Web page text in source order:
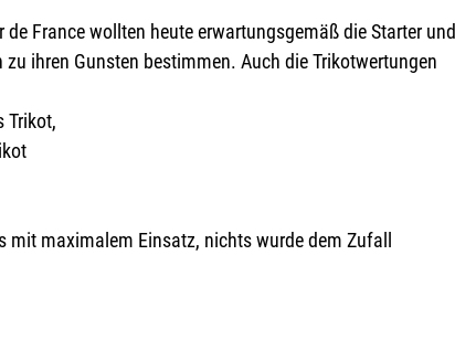
France wollten heute erwartungsgemäß die Starter und
ihren Gunsten bestimmen. Auch die Trikotwertungen
Trikot,
maximalem Einsatz, nichts wurde dem Zufall